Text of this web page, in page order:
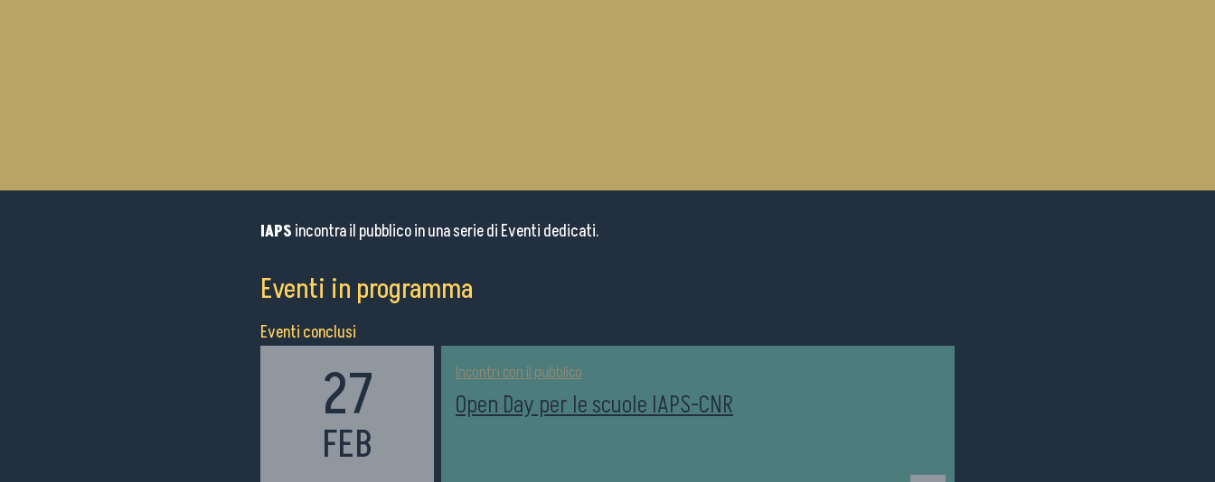
IAPS incontra il pubblico in una serie di Eventi dedicati.
Eventi in programma
Eventi conclusi
27
FEB
Incontri con il pubblico
Open Day per le scuole IAPS-CNR